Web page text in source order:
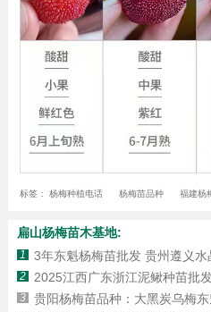
标签： 杨梅种植电话 杨梅苗品种 福建杨
扁山杨梅苗木基地:
1 3年东魁杨梅苗批发 贵州遵义
2 2025江西广东浙江泥鳅种苗批
3 贵阳杨梅苗品种：大黑炭乌梅